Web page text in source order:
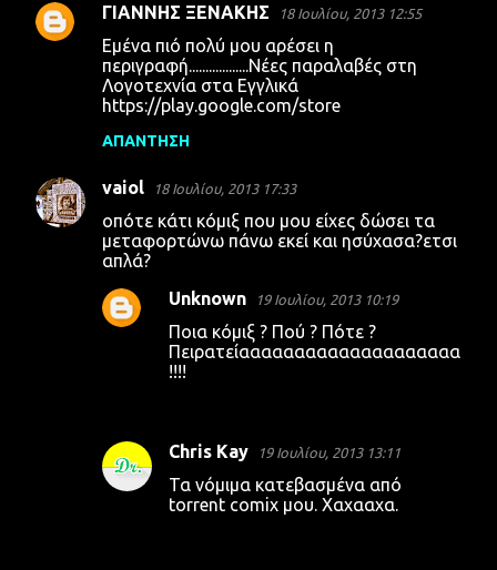
ΓΙΑΝΝΗΣ ΞΕΝΑΚΗΣ 18 Ιουλίου, 2013 12:55
Εμένα πιό πολύ μου αρέσει η
περιγραφή..................Νέες παραλαβές στη
Λογοτεχνία στα Εγγλικά
https://play.google.com/store
ΑΠΆΝΤΗΣΗ
vaiol 18 Ιουλίου, 2013 17:33
οπότε κάτι κόμιξ που μου είχες δώσει τα
μεταφορτώνω πάνω εκεί και ησύχασα?ετσι
απλά?
Unknown 19 Ιουλίου, 2013 10:19
Ποια κόμιξ ? Πού ? Πότε ?
Πειρατείαααααααααααααααααααα
!!!!
Chris Kay 19 Ιουλίου, 2013 13:11
Τα νόμιμα κατεβασμένα από
torrent comix μου. Χαχααχα.